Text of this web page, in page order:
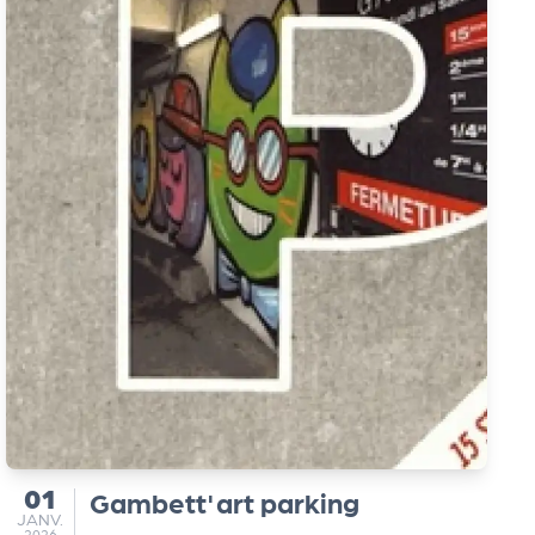
du
01
JANVIER
JANV.
Gambett'art parking